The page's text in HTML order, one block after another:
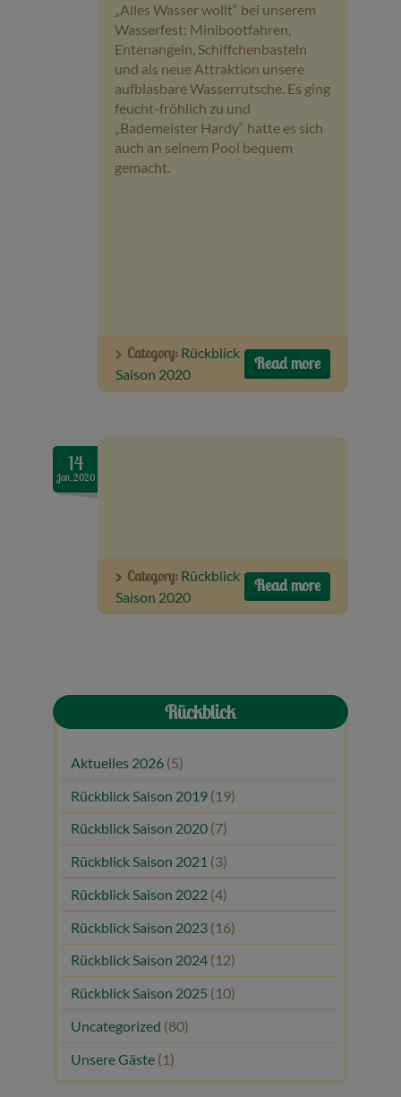
„Alles Wasser wollt“ bei unserem
Wasserfest: Minibootfahren,
Entenangeln, Schiffchenbasteln
und als neue Attraktion unsere
aufblasbare Wasserrutsche. Es ging
feucht-fröhlich zu und
„Bademeister Hardy“ hatte es sich
auch an seinem Pool bequem
gemacht.
Read more
Category: Rückblick
Saison 2020
14
Jan..2020
Read more
Category: Rückblick
Saison 2020
Rückblick
Aktuelles 2026 (5)
Rückblick Saison 2019 (19)
Rückblick Saison 2020 (7)
Rückblick Saison 2021 (3)
Rückblick Saison 2022 (4)
Rückblick Saison 2023 (16)
Rückblick Saison 2024 (12)
Rückblick Saison 2025 (10)
Uncategorized (80)
Unsere Gäste (1)